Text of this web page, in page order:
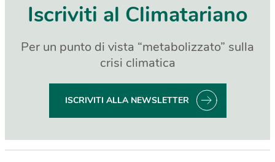
Iscriviti al Climatariano
Per un punto di vista “metabolizzato” sulla
crisi climatica
ISCRIVITI ALLA NEWSLETTER